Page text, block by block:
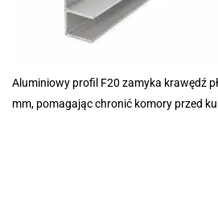
Aluminiowy profil F20 zamyka krawędź
mm, pomagając chronić komory przed